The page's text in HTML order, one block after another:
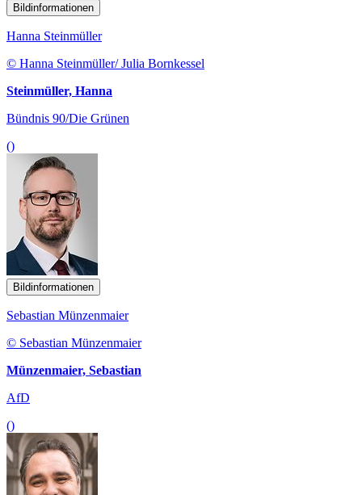
Bildinformationen
Hanna Steinmüller
© Hanna Steinmüller/ Julia Bornkessel
Steinmüller, Hanna
Bündnis 90/Die Grünen
()
Bildinformationen
Sebastian Münzenmaier
© Sebastian Münzenmaier
Münzenmaier, Sebastian
AfD
()